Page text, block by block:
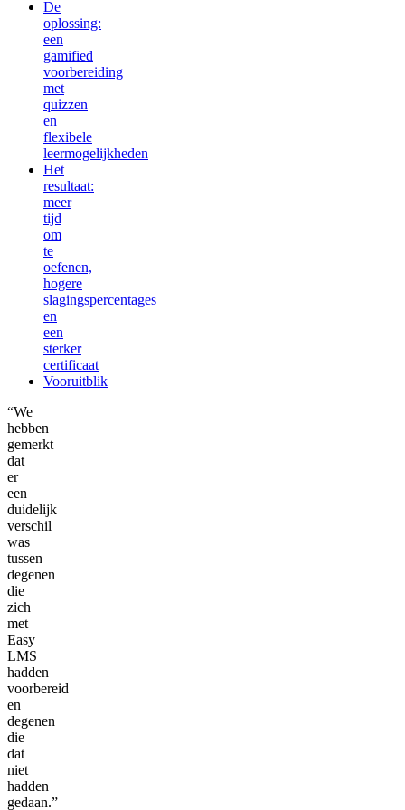
De
oplossing:
een
gamified
voorbereiding
met
quizzen
en
flexibele
leermogelijkheden
Het
resultaat:
meer
tijd
om
te
oefenen,
hogere
slagingspercentages
en
een
sterker
certificaat
Vooruitblik
“We
hebben
gemerkt
dat
er
een
duidelijk
verschil
was
tussen
degenen
die
zich
met
Easy
LMS
hadden
voorbereid
en
degenen
die
dat
niet
hadden
gedaan.”